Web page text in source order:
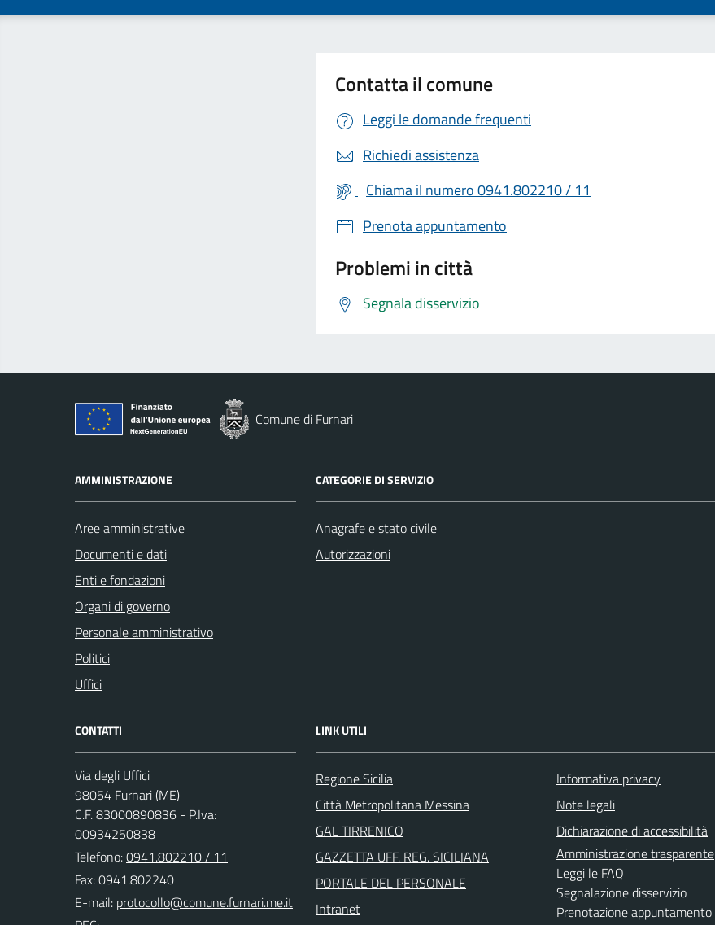
Contatta il comune
Leggi le domande frequenti
Richiedi assistenza
Chiama il numero 0941.802210 / 11
Prenota appuntamento
Problemi in città
Segnala disservizio
Comune di Furnari
AMMINISTRAZIONE
Aree amministrative
Documenti e dati
Enti e fondazioni
Organi di governo
Personale amministrativo
Politici
Uffici
CATEGORIE DI SERVIZIO
Anagrafe e stato civile
Autorizzazioni
CONTATTI
Via degli Uffici
98054 Furnari (ME)
C.F. 83000890836 - P.Iva:
00934250838
Telefono:0941.802210 / 11
Fax: 0941.802240
E-mail:
LINK UTILI
Regione Sicilia
Città Metropolitana Messina
GAL TIRRENICO
GAZZETTA UFF. REG. SICILIANA
PORTALE DEL PERSONALE
Intranet
Informativa privacy
Note legali
Dichiarazione di accessibilità
Amministrazione trasparente
Leggi le FAQ
Segnalazione disservizio
Prenotazione appuntamento